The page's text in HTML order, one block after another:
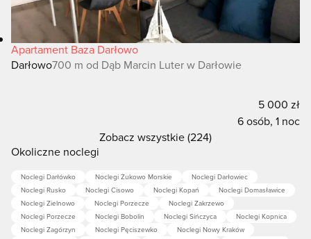
Apartament Baza Darłowo
Darłowo700 m od Dąb Marcin Luter w Darłowie
5 000 zł
6 osób, 1 noc
Zobacz wszystkie (224)
Okoliczne noclegi
Noclegi Darłówko Noclegi Żukowo Morskie
Noclegi Darłowiec
Noclegi Rusko
Noclegi Cisowo Noclegi Kopań
Noclegi Domasławice
Noclegi Zielnowo
Noclegi Porzecze
Noclegi Zakrzewo
Noclegi Porzecze
Noclegi Bobolin Noclegi Sińczyca
Noclegi Kopnica
Noclegi Zagórzyn
Noclegi Pęciszewko
Noclegi Nowy Kraków